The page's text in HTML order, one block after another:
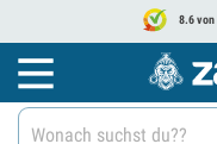
8.6 von